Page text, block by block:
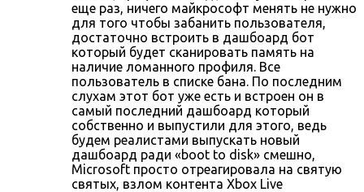
еще раз, ничего майкрософт менять не нужно
для того чтобы забанить пользователя,
достаточно встроить в дашбоард бот
который будет сканировать память на
наличие ломанного профиля. Все
пользователь в списке бана. По последним
слухам этот бот уже есть и встроен он в
самый последний дашбоард который
собственно и выпустили для этого, ведь
будем реалистами выпускать новый
дашбоард ради «boot to disk» смешно,
Microsoft просто отреагировала на святую
святых, взлом контента Xbox Live